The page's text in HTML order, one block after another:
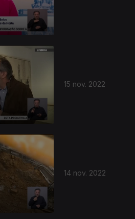
15 nov. 2022
14 nov. 2022